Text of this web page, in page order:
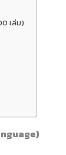
เล่ม)